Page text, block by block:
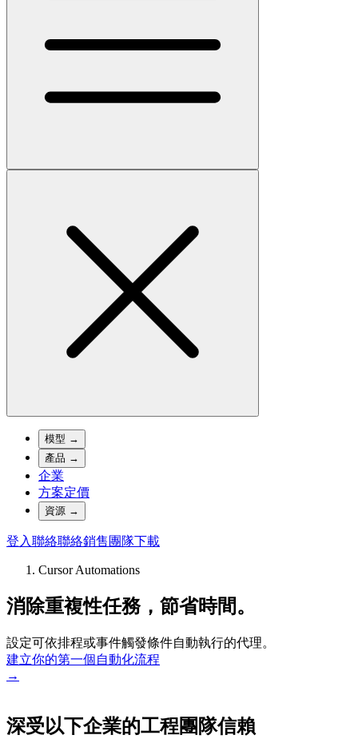
模型 →
產品 →
企業
方案定價
資源 →
登入聯絡聯絡銷售團隊下載
Cursor Automations
消除重複性任務，節省時間。
設定可依排程或事件觸發條件自動執行的代理。
建立你的第一個自動化流程
→
深受以下企業的工程團隊信賴